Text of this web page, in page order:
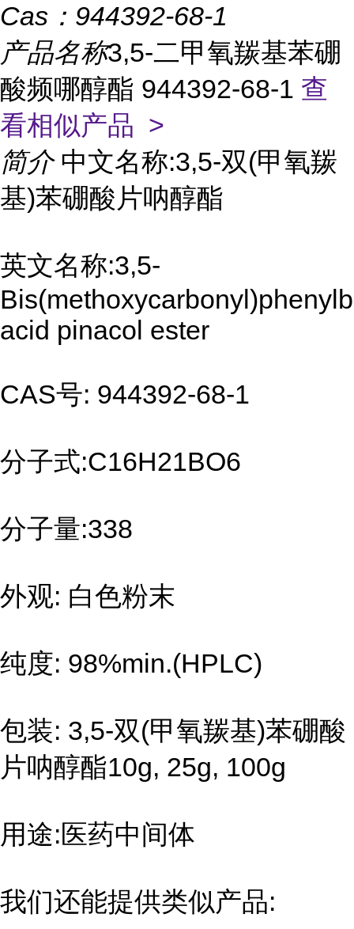
Cas： 944392-68-1
产品名称3,5-二甲氧羰基苯硼
酸频哪醇酯 944392-68-1 查
看相似产品 >
简介 中文名称:3,5-双(甲氧羰
基)苯硼酸片呐醇酯
英文名称:3,5-
acid pinacol ester
CAS号: 944392-68-1
分子式:C16H21BO6
分子量:338
外观: 白色粉末
纯度: 98%min.(HPLC)
包装: 3,5-双(甲氧羰基)苯硼酸
片呐醇酯10g, 25g, 100g
用途:医药中间体
我们还能提供类似产品: